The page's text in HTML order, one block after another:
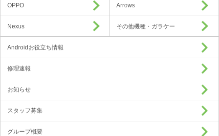
OPPO Arrows
Nexus その他機種・ガラケー
Androidお役立ち情報
修理速報
お知らせ
スタッフ募集
グループ概要